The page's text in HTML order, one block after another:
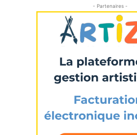
termes et conditions
* Champ obligatoire
- Partenaires -